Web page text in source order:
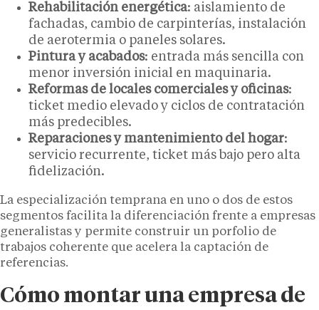
Rehabilitación energética: aislamiento de
fachadas, cambio de carpinterías, instalación
de aerotermia o paneles solares.
Pintura y acabados: entrada más sencilla con
menor inversión inicial en maquinaria.
Reformas de locales comerciales y oficinas:
ticket medio elevado y ciclos de contratación
más predecibles.
Reparaciones y mantenimiento del hogar:
servicio recurrente, ticket más bajo pero alta
fidelización.
La especialización temprana en uno o dos de estos
segmentos facilita la diferenciación frente a empresas
generalistas y permite construir un porfolio de
trabajos coherente que acelera la captación de
referencias.
Cómo montar una empresa de